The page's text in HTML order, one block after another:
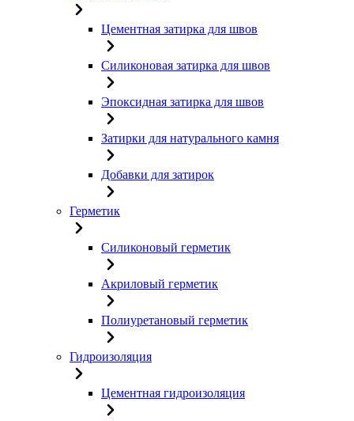
Цементная затирка для швов
Силиконовая затирка для швов
Эпоксидная затирка для швов
Затирки для натурального камня
Добавки для затирок
Герметик
Силиконовый герметик
Акриловый герметик
Полиуретановый герметик
Гидроизоляция
Цементная гидроизоляция